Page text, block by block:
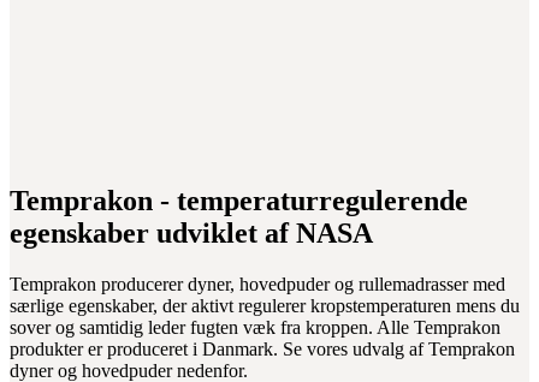
Temprakon - temperaturregulerende
egenskaber udviklet af NASA
Temprakon producerer dyner, hovedpuder og rullemadrasser med
særlige egenskaber, der aktivt regulerer kropstemperaturen mens du
sover og samtidig leder fugten væk fra kroppen. Alle Temprakon
produkter er produceret i Danmark. Se vores udvalg af Temprakon
dyner og hovedpuder nedenfor.